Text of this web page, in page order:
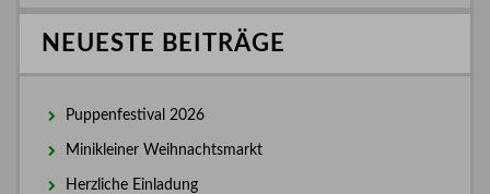
NEUESTE BEITRÄGE
Puppenfestival 2026
Minikleiner Weihnachtsmarkt
Herzliche Einladung